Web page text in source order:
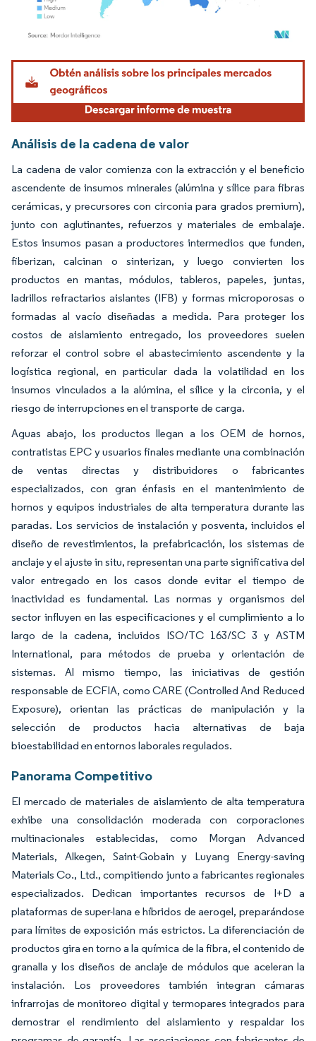
Imagen © Mordor Intelligence. El uso requiere atribución según CC BY 4.0.
Análisis de la cadena de valor
La cadena de valor comienza con la extracción y el beneficio
ascendente de insumos minerales (alúmina y sílice para fibras
cerámicas, y precursores con circonia para grados premium),
junto con aglutinantes, refuerzos y materiales de embalaje.
Estos insumos pasan a productores intermedios que funden,
fiberizan, calcinan o sinterizan, y luego convierten los
productos en mantas, módulos, tableros, papeles, juntas,
ladrillos refractarios aislantes (IFB) y formas microporosas o
formadas al vacío diseñadas a medida. Para proteger los
costos de aislamiento entregado, los proveedores suelen
reforzar el control sobre el abastecimiento ascendente y la
logística regional, en particular dada la volatilidad en los
insumos vinculados a la alúmina, el sílice y la circonia, y el
riesgo de interrupciones en el transporte de carga.
Aguas abajo, los productos llegan a los OEM de hornos,
contratistas EPC y usuarios finales mediante una combinación
de ventas directas y distribuidores o fabricantes
especializados, con gran énfasis en el mantenimiento de
hornos y equipos industriales de alta temperatura durante las
paradas. Los servicios de instalación y posventa, incluidos el
diseño de revestimientos, la prefabricación, los sistemas de
anclaje y el ajuste in situ, representan una parte significativa del
valor entregado en los casos donde evitar el tiempo de
inactividad es fundamental. Las normas y organismos del
sector influyen en las especificaciones y el cumplimiento a lo
largo de la cadena, incluidos ISO/TC 163/SC 3 y ASTM
International, para métodos de prueba y orientación de
sistemas. Al mismo tiempo, las iniciativas de gestión
responsable de ECFIA, como CARE (Controlled And Reduced
Exposure), orientan las prácticas de manipulación y la
selección de productos hacia alternativas de baja
bioestabilidad en entornos laborales regulados.
Panorama Competitivo
El mercado de materiales de aislamiento de alta temperatura
exhibe una consolidación moderada con corporaciones
multinacionales establecidas, como Morgan Advanced
Materials, Alkegen, Saint-Gobain y Luyang Energy-saving
Materials Co., Ltd., compitiendo junto a fabricantes regionales
especializados. Dedican importantes recursos de I+D a
plataformas de super-lana e híbridos de aerogel, preparándose
para límites de exposición más estrictos. La diferenciación de
productos gira en torno a la química de la fibra, el contenido de
granalla y los diseños de anclaje de módulos que aceleran la
instalación. Los proveedores también integran cámaras
infrarrojas de monitoreo digital y termopares integrados para
demostrar el rendimiento del aislamiento y respaldar los